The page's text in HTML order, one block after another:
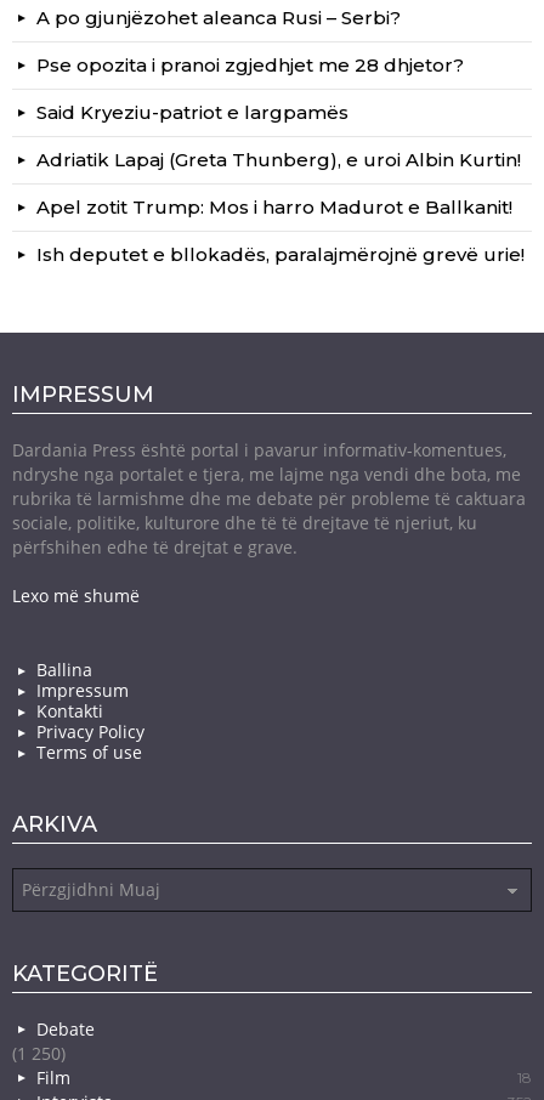
A po gjunjëzohet aleanca Rusi – Serbi?
Pse opozita i pranoi zgjedhjet me 28 dhjetor?
Said Kryeziu-patriot e largpamës
Adriatik Lapaj (Greta Thunberg), e uroi Albin Kurtin!
Apel zotit Trump: Mos i harro Madurot e Ballkanit!
Ish deputet e bllokadës, paralajmërojnë grevë urie!
IMPRESSUM
Dardania Press është portal i pavarur informativ-komentues,
ndryshe nga portalet e tjera, me lajme nga vendi dhe bota, me
rubrika të larmishme dhe me debate për probleme të caktuara
sociale, politike, kulturore dhe të të drejtave të njeriut, ku
përfshihen edhe të drejtat e grave.
Lexo më shumë
Ballina
Impressum
Kontakti
Privacy Policy
Terms of use
ARKIVA
KATEGORITË
Debate
(1 250)
Film
18